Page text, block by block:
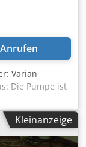
Anrufen
Varian
Die Pumpe ist
auch mit
Lieferzeit:
Kleinanzeige